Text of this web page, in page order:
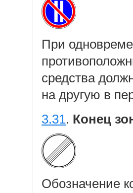
При
средства
на другую в
3.31. Конец
Обозначение